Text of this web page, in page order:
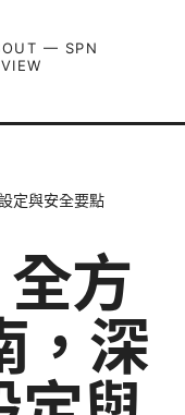
— SPN
定與安全要點
方
，深